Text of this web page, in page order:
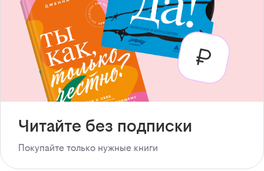
Читайте без подписки
Покупайте только нужные книги